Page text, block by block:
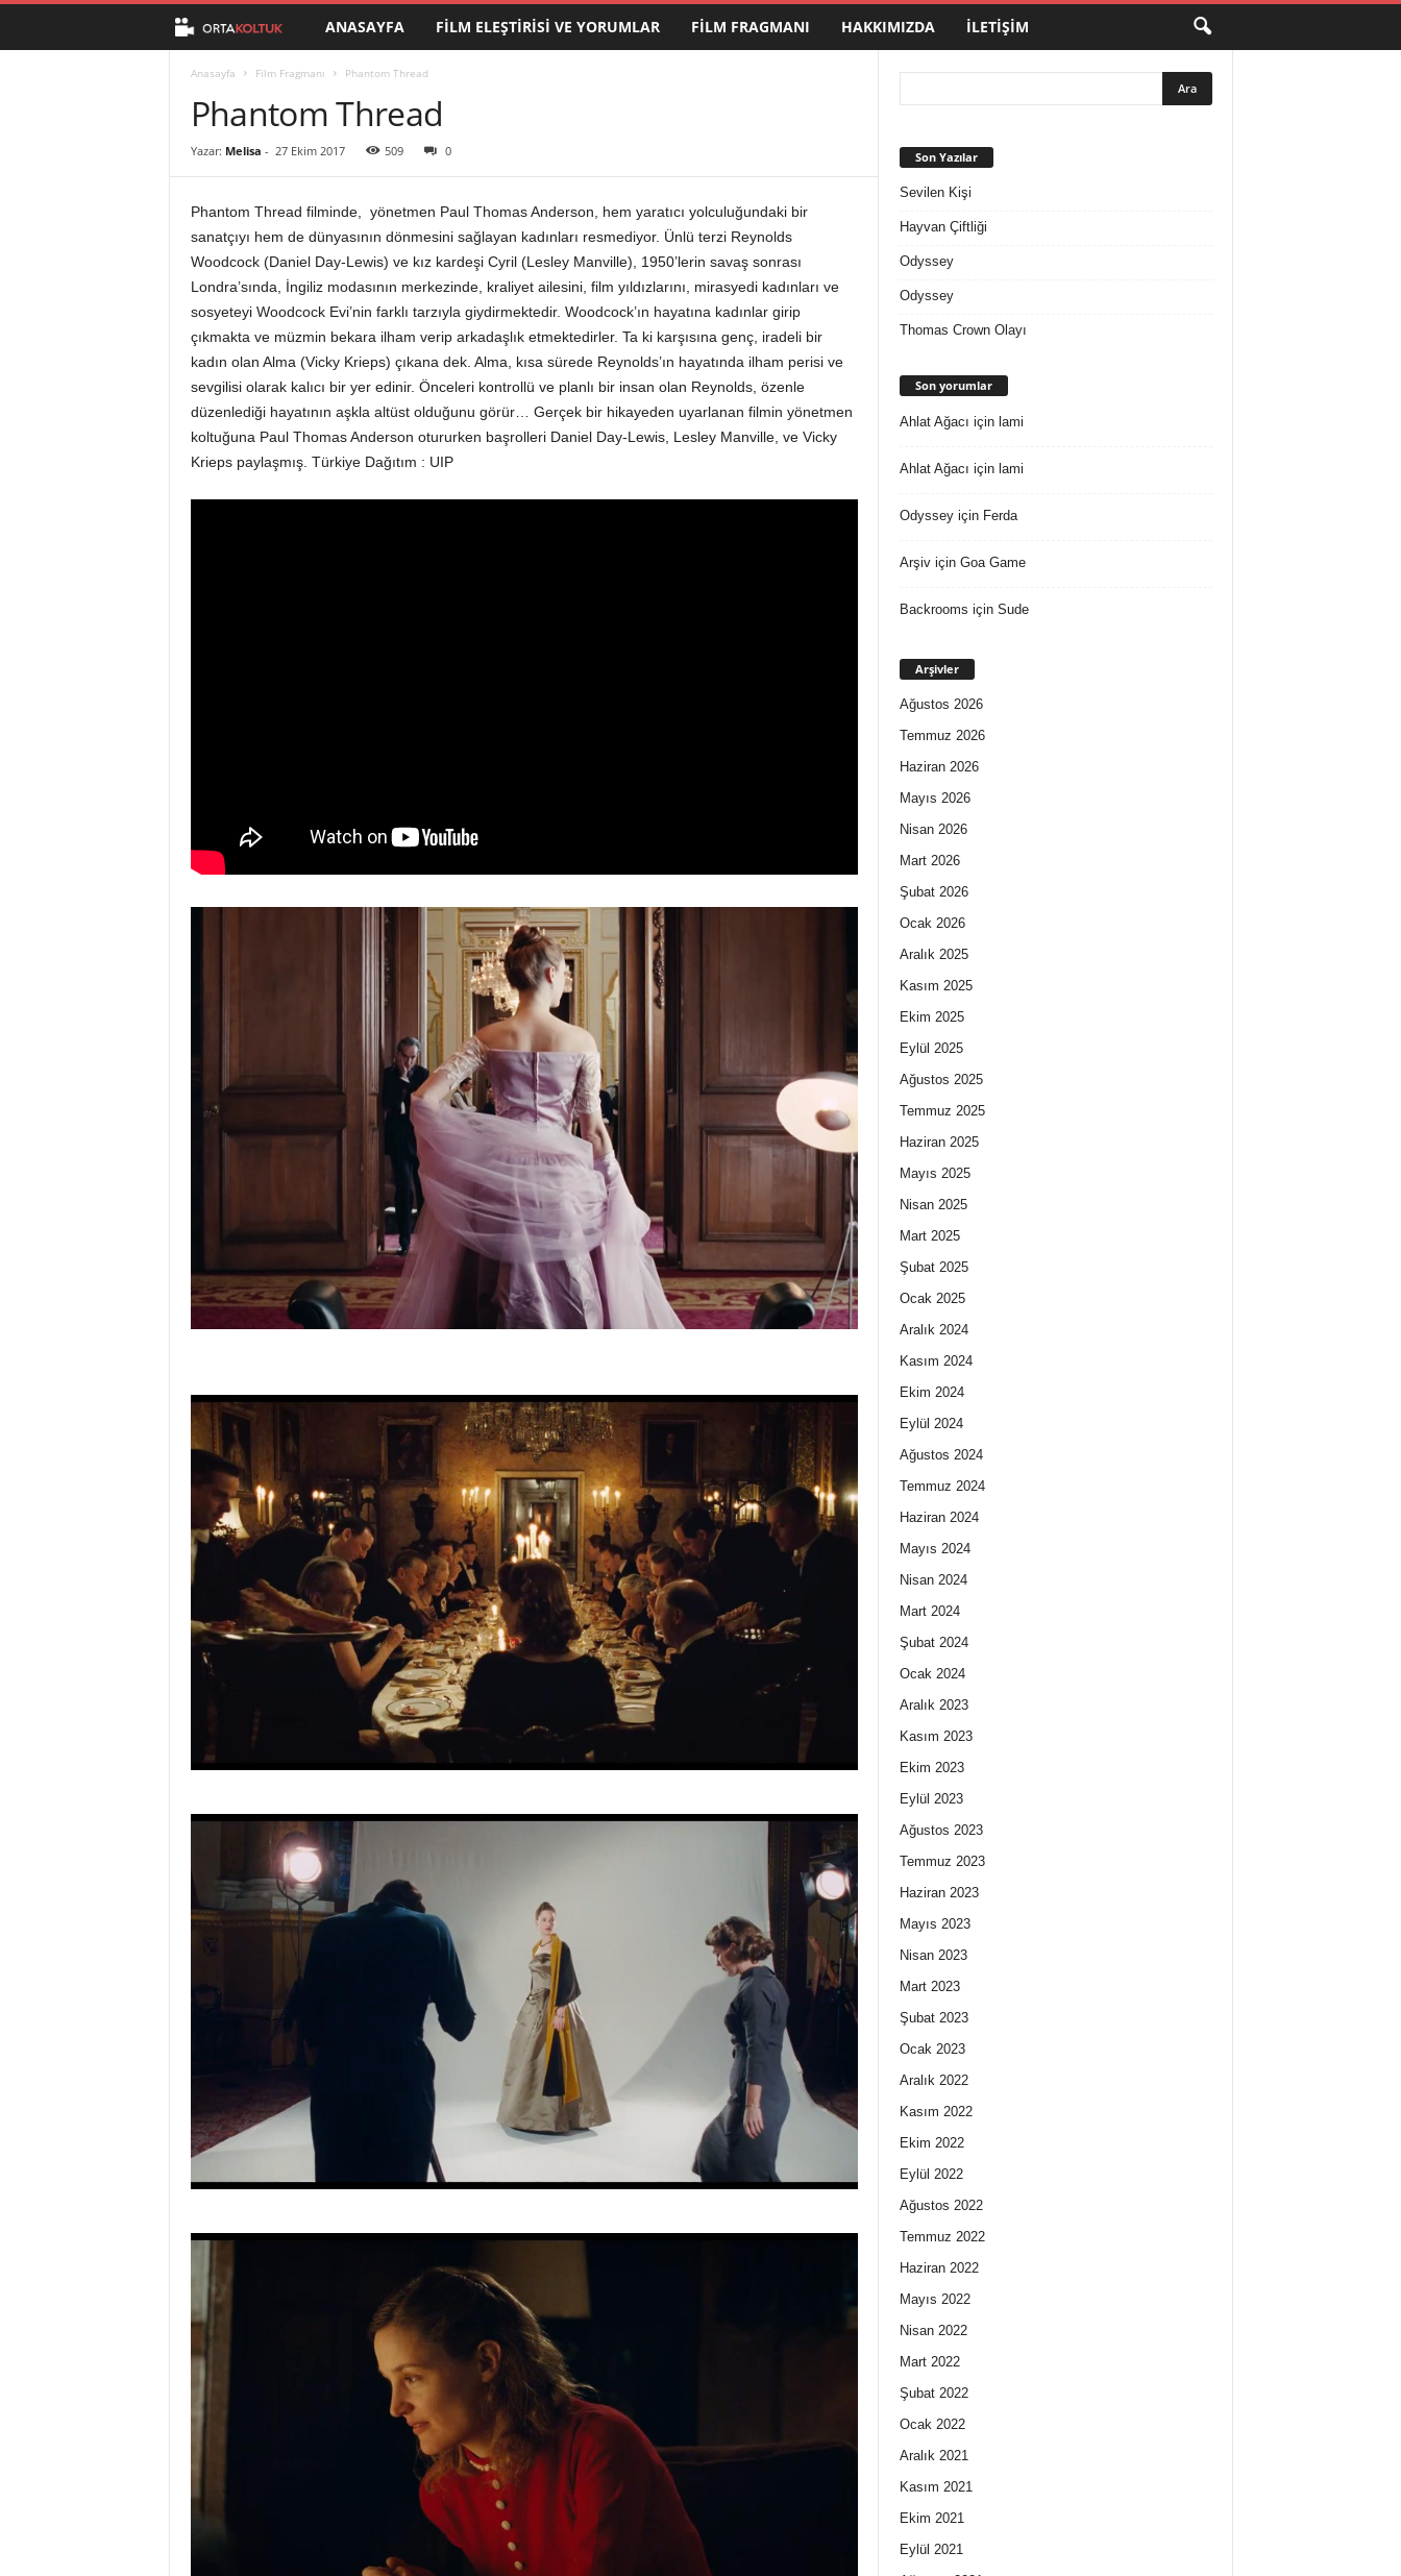
r
t
K
o
t
u
k
ANASAYFA FILM ELEŞTIRISI VE YORUMLAR FILM FRAGMANI HAKKIMIZDA İLETIŞIM
Anasayfa Film Fragmanı Phantom Thread
Phantom Thread
Yazar: Melisa - 27 Ekim 2017 509 0
Phantom Thread filminde, yönetmen Paul Thomas Anderson, hem yaratıcı yolculuğundaki bir
sanatçıyı hem de dünyasının dönmesini sağlayan kadınları resmediyor. Ünlü terzi Reynolds
Woodcock (Daniel Day-Lewis) ve kız kardeşi Cyril (Lesley Manville), 1950’lerin savaş sonrası
Londra’sında, İngiliz modasının merkezinde, kraliyet ailesini, film yıldızlarını, mirasyedi kadınları ve
sosyeteyi Woodcock Evi’nin farklı tarzıyla giydirmektedir. Woodcock’ın hayatına kadınlar girip
çıkmakta ve müzmin bekara ilham verip arkadaşlık etmektedirler. Ta ki karşısına genç, iradeli bir
kadın olan Alma (Vicky Krieps) çıkana dek. Alma, kısa sürede Reynolds’ın hayatında ilham perisi ve
sevgilisi olarak kalıcı bir yer edinir. Önceleri kontrollü ve planlı bir insan olan Reynolds, özenle
düzenlediği hayatının aşkla altüst olduğunu görür… Gerçek bir hikayeden uyarlanan filmin yönetmen
koltuğuna Paul Thomas Anderson otururken başrolleri Daniel Day-Lewis, Lesley Manville, ve Vicky
Krieps paylaşmış. Türkiye Dağıtım : UIP
Son Yazılar
Sevilen Kişi
Hayvan Çiftliği
Odyssey
Odyssey
Thomas Crown Olayı
Son yorumlar
Ahlat Ağacı için lami
Ahlat Ağacı için lami
Odysseyiçin Ferda
Arşiviçin Goa Game
Backrooms için Sude
Arşivler
Ağustos 2026
Temmuz 2026
Haziran 2026
Mayıs 2026
Nisan 2026
Mart 2026
Şubat 2026
Ocak 2026
Aralık 2025
Kasım 2025
Ekim 2025
Eylül 2025
Ağustos 2025
Temmuz 2025
Haziran 2025
Mayıs 2025
Nisan 2025
Mart 2025
Şubat 2025
Ocak 2025
Aralık 2024
Kasım 2024
Ekim 2024
Eylül 2024
Ağustos 2024
Temmuz 2024
Haziran 2024
Mayıs 2024
Nisan 2024
Mart 2024
Şubat 2024
Ocak 2024
Aralık 2023
Kasım 2023
Ekim 2023
Eylül 2023
Ağustos 2023
Temmuz 2023
Haziran 2023
Mayıs 2023
Nisan 2023
Mart 2023
Şubat 2023
Ocak 2023
Aralık 2022
Kasım 2022
Ekim 2022
Eylül 2022
Ağustos 2022
Temmuz 2022
Haziran 2022
Mayıs 2022
Nisan 2022
Mart 2022
Şubat 2022
Ocak 2022
Aralık 2021
Kasım 2021
Ekim 2021
Eylül 2021